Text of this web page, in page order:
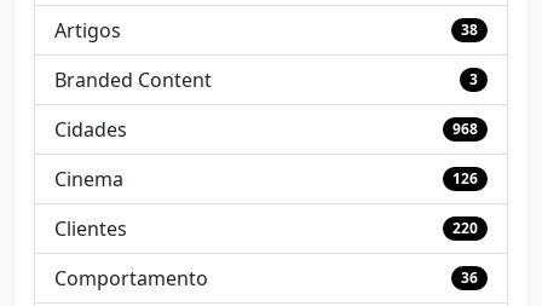
Artigos 38
Branded Content 3
Cidades 968
Cinema 126
Clientes 220
Comportamento 36